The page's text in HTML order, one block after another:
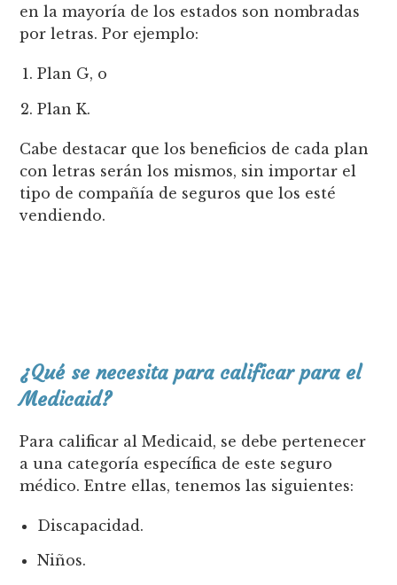
en la mayoría de los estados son nombradas
por letras. Por ejemplo:
Plan G, o
Plan K.
Cabe destacar que los beneficios de cada plan
con letras serán los mismos, sin importar el
tipo de compañía de seguros que los esté
vendiendo.
¿Qué se necesita para calificar para el
Medicaid?
Para calificar al Medicaid, se debe pertenecer
a una categoría específica de este seguro
médico. Entre ellas, tenemos las siguientes:
Discapacidad.
Niños.